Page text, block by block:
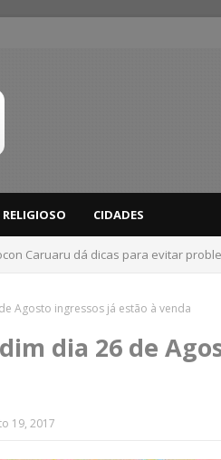
RELIGIOSO CIDADES
Caruaru dá dicas para evitar
Agosto ingressos já estão à venda
dia 26 de
19, 2017